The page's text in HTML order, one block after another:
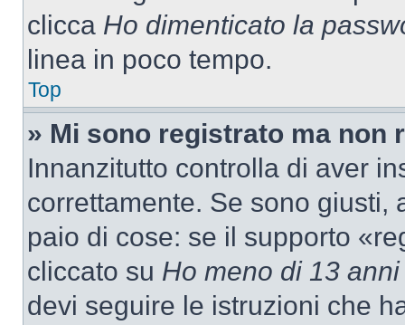
clicca Ho dimenticato la
linea in poco tempo.
Top
» Mi sono registrato ma non
Innanzitutto controlla di aver
correttamente. Se sono giusti,
paio di cose: se il supporto
cliccato su Ho meno di 13 anni
devi seguire le istruzioni che